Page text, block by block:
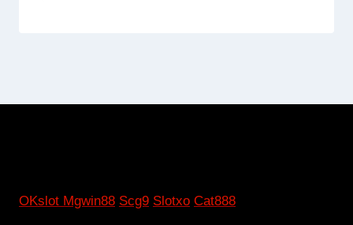
OKslot Mgwin88 Scg9 Slotxo Cat888